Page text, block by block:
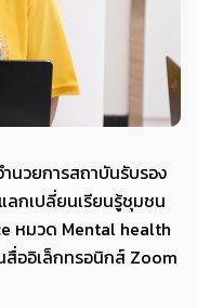
วยการสถาบันรับรอง
กเปลี่ยนเรียนรู้ชุมชน
หมวด Mental health
สื่ออิเล็กทรอนิกส์ Zoom